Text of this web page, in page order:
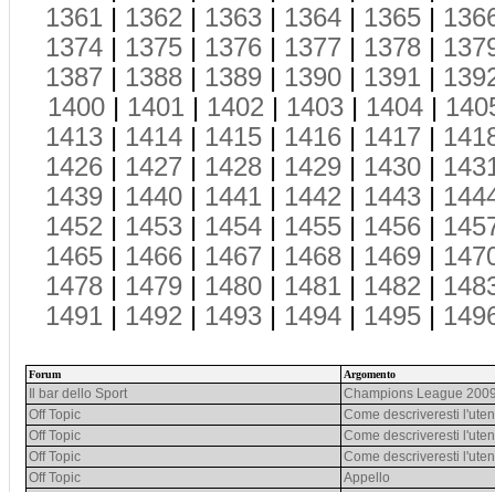
1361 | 1362 | 1363 | 1364 | 1365 |
1374 | 1375 | 1376 | 1377 | 1378 |
1387 | 1388 | 1389 | 1390 | 1391 |
1400 | 1401 | 1402 | 1403 | 1404 |
1413 | 1414 | 1415 | 1416 | 1417 |
1426 | 1427 | 1428 | 1429 | 1430 |
1439 | 1440 | 1441 | 1442 | 1443 |
1452 | 1453 | 1454 | 1455 | 1456 |
1465 | 1466 | 1467 | 1468 | 1469 |
1478 | 1479 | 1480 | 1481 | 1482 |
1491 | 1492 | 1493 | 1494 | 1495 |
Forum Argomento
Il bar dello Sport
Champions League
Off Topic
Come descriveresti
Off Topic
Come descriveresti
Off Topic
Come descriveresti
Off Topic
Appello